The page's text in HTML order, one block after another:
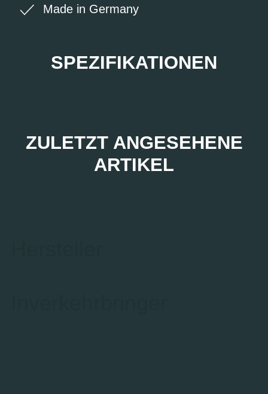
Made in Germany
SPEZIFIKATIONEN
ZULETZT ANGESEHENE
ARTIKEL